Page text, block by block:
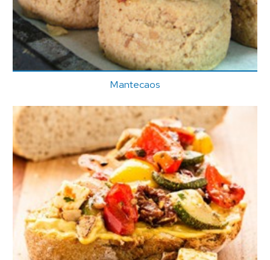
Mantecaos